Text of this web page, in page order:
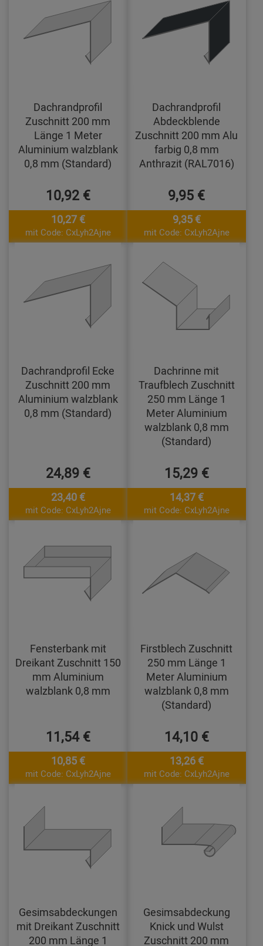
Dachrandprofil
Zuschnitt 200 mm
Länge 1 Meter
Aluminium walzblank
0,8 mm (Standard)
10,92 €
10,27 €
mit Code: CxLyh2Ajne
Dachrandprofil
Abdeckblende
Zuschnitt 200 mm Alu
farbig 0,8 mm
Anthrazit (RAL7016)
9,95 €
9,35 €
mit Code: CxLyh2Ajne
Dachrandprofil Ecke
Zuschnitt 200 mm
Aluminium walzblank
0,8 mm (Standard)
24,89 €
23,40 €
mit Code: CxLyh2Ajne
Dachrinne mit
Traufblech Zuschnitt
250 mm Länge 1
Meter Aluminium
walzblank 0,8 mm
(Standard)
15,29 €
14,37 €
mit Code: CxLyh2Ajne
Fensterbank mit
Dreikant Zuschnitt 150
mm Aluminium
walzblank 0,8 mm
11,54 €
10,85 €
mit Code: CxLyh2Ajne
Firstblech Zuschnitt
250 mm Länge 1
Meter Aluminium
walzblank 0,8 mm
(Standard)
14,10 €
13,26 €
mit Code: CxLyh2Ajne
Gesimsabdeckungen
mit Dreikant Zuschnitt
200 mm Länge 1
Gesimsabdeckung
Knick und Wulst
Zuschnitt 200 mm